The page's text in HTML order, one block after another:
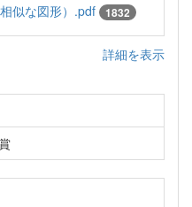
似な図形）.pdf 1832
詳細を表示